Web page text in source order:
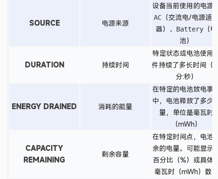
SOURCE 电源来源
设备当前使用的电源
AC （交流电/电源适
器）、 Battery （电
池）
DURATION 持续时间
特定状态或电池使用
件持续了多长时间（
分:秒）
ENERGY DRAINED 消耗的能量
在特定的电池放电事
中，电池释放了多少
量，单位是毫瓦时
（mWh）
CAPACITY
REMAINING
剩余容量
在特定时间点，电池
余的电量。可能显示
百分比（%）或具体
毫瓦时（mWh）数值